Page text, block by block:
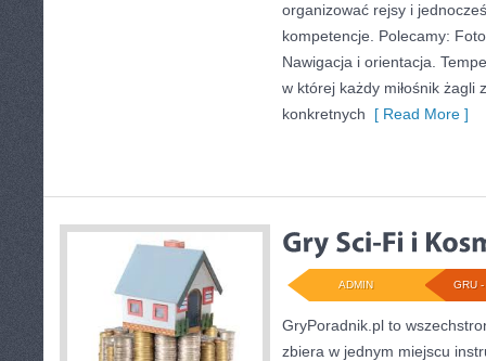
organizować rejsy i
kompetencje. Polecamy:
Nawigacja i orientacja.
w której każdy miłośnik żagli
konkretnych [ Read More ]
GRU
ADMIN
GryPoradnik.pl to
zbiera w jednym miejscu